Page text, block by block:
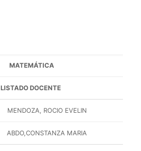
MATEMÁTICA
LISTADO DOCENTE
MENDOZA, ROCIO EVELIN
ABDO,CONSTANZA MARIA